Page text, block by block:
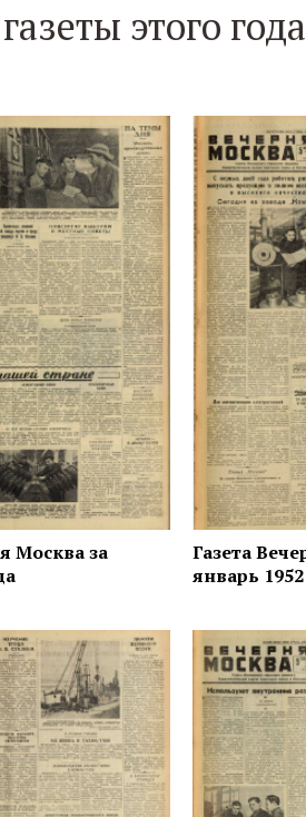
этого года
Москва за
Газета
январь